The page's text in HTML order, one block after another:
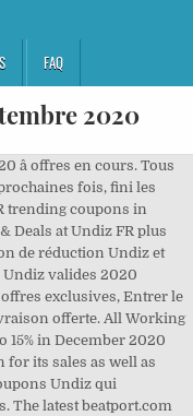
FAQ
2020
â offres en cours. Tous
prochaines fois, fini les
trending coupons in
& Deals at Undiz FR plus
de réduction Undiz et
Undiz valides 2020
exclusives, Entrer le
offerte. All Working
15% in December 2020
for its sales as well as
Undiz qui
The latest beatport.com